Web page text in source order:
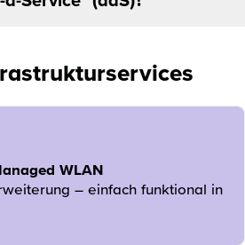
WLAN
– einfach funktional in